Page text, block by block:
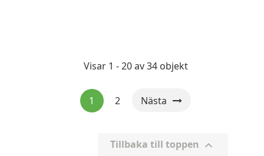
Visar 1 - 20 av 34 objekt
1 2 Nästa
Tillbaka till toppen 